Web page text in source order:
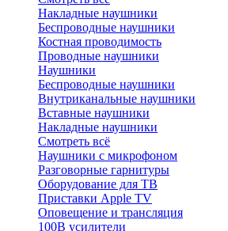
Накладные наушники
Беспроводные наушники
Костная проводимость
Проводные наушники
Наушники
Беспроводные наушники
Внутриканальные наушники
Вставные наушники
Накладные наушники
Смотреть всё
Наушники с микрофоном
Разговорные гарнитуры
Оборудование для ТВ
Приставки Apple TV
Оповещение и трансляция
100В усилители